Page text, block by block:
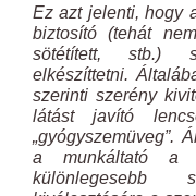
Ez azt jelenti, hogy
biztosító (tehát
sötétített, stb.)
elkészíttetni.
szerinti szerény
látást javító
„gyógyszemüveg”.
a munkáltató a
különlegesebb